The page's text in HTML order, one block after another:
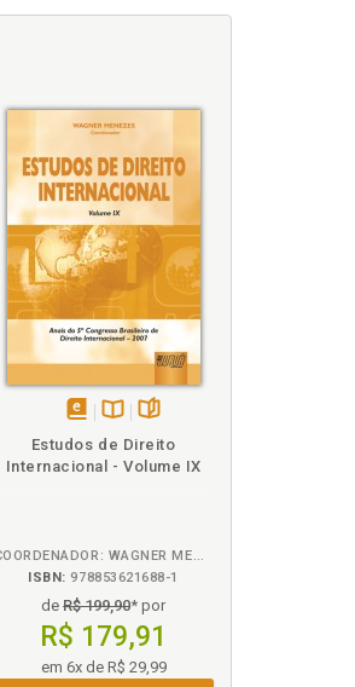
em
na
Estudos de Direito
Internacional - Volume IX
COORDENADOR: WAGNER MENEZES
ISBN: 978853621688-1
deR$ 199,90* por
R$ 179,91
em 6x de R$ 29,99